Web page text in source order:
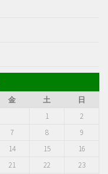
金 土 日
1
2
7 8
9
14 15
16
21 22
23